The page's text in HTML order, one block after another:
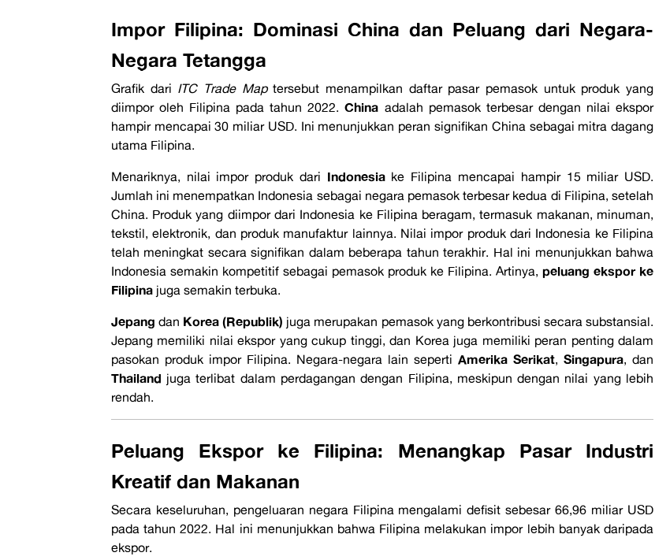
Impor Filipina: Dominasi China dan Peluang dari Negara-
Negara Tetangga
Grafik dari ITC Trade Maptersebut menampilkan daftar pasar pemasok untuk produk yang
diimpor oleh Filipina pada tahun 2022.China adalah pemasok terbesar dengan nilai ekspor
hampir mencapai 30 miliar USD. Ini menunjukkan peran signifikan China sebagai mitra dagang
utama Filipina.
Menariknya, nilai impor produk dari Indonesiake Filipina mencapai hampir 15 miliar USD.
Jumlah ini menempatkan Indonesia sebagai negara pemasok terbesar kedua di Filipina, setelah
China. Produk yang diimpor dari Indonesia ke Filipina beragam, termasuk makanan, minuman,
tekstil, elektronik, dan produk manufaktur lainnya. Nilai impor produk dari Indonesia ke Filipina
telah meningkat secara signifikan dalam beberapa tahun terakhir. Hal ini menunjukkan bahwa
Indonesia semakin kompetitif sebagai pemasok produk ke Filipina. Artinya, peluang ekspor ke
Filipinajuga semakin terbuka.
Jepang dan Korea (Republik) juga merupakan pemasok yang berkontribusi secara substansial.
Jepang memiliki nilai ekspor yang cukup tinggi, dan Korea juga memiliki peran penting dalam
pasokan produk impor Filipina. Negara-negara lain seperti Amerika Serikat,Singapura, dan
Thailand juga terlibat dalam perdagangan dengan Filipina, meskipun dengan nilai yang lebih
rendah.
Peluang Ekspor ke Filipina: Menangkap Pasar Industri
Kreatif dan Makanan
Secara keseluruhan, pengeluaran negara Filipina mengalami defisit sebesar 66,96 miliar USD
pada tahun 2022. Hal ini menunjukkan bahwa Filipina melakukan impor lebih banyak daripada
ekspor.